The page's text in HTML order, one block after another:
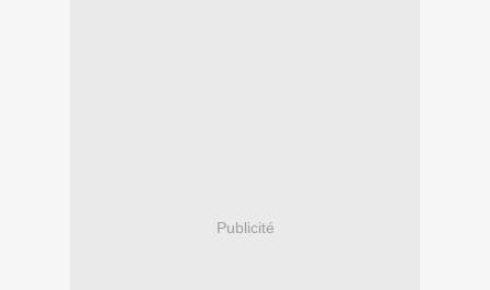
Publicité